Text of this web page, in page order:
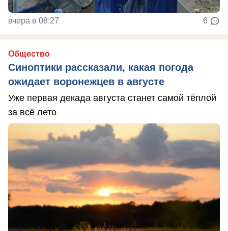
вчера в 08:27 6
Общество
Синоптики рассказали, какая погода
ожидает воронежцев в августе
Уже первая декада августа станет самой тёплой
за всё лето